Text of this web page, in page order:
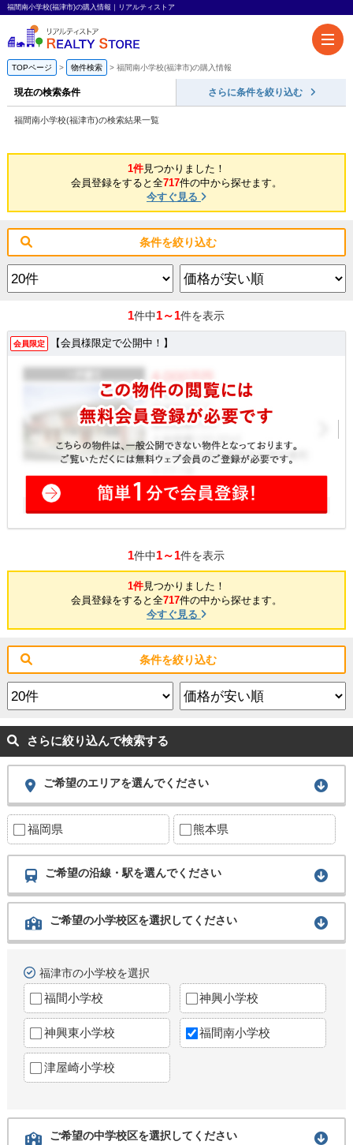
福間南小学校(福津市)の購入情報｜リアルティストア
TOPページ 物件検索 福間南小学校(福津市)の購入情報
現在の検索条件 さらに条件を絞り込む
福間南小学校(福津市)の検索結果一覧
1件見つかりました！
会員登録をすると全717件の中から探せます。
今すぐ見る
条件を絞り込む
1件中1～1件を表示
会員限定 【会員様限定で公開中！】
1件中1～1件を表示
1件見つかりました！
会員登録をすると全717件の中から探せます。
今すぐ見る
条件を絞り込む
さらに絞り込んで検索する
ご希望のエリアを選んでください
福岡県 熊本県
ご希望の沿線・駅を選んでください
ご希望の小学校区を選択してください
福津市の小学校を選択
福間小学校 神興小学校
神興東小学校 福間南小学校
津屋崎小学校
ご希望の中学校区を選択してください